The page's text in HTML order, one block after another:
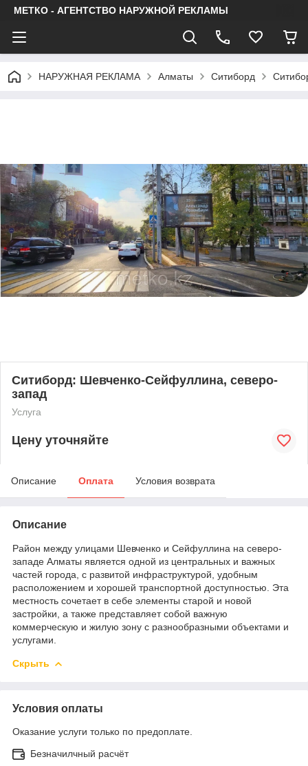
МЕТКО - АГЕНТСТВО НАРУЖНОЙ РЕКЛАМЫ
НАРУЖНАЯ РЕКЛАМА Алматы Ситиборд
Ситиборд: Шевченко-Сейфуллина, северо-
запад
Услуга
Цену уточняйте
Описание Оплата Условия возврата
Описание
Район между улицами Шевченко и Сейфуллина на северо-
западе Алматы является одной из центральных и важных
частей города, с развитой инфраструктурой, удобным
расположением и хорошей транспортной доступностью. Эта
местность сочетает в себе элементы старой и новой
застройки, а также представляет собой важную
коммерческую и жилую зону с разнообразными объектами и
услугами.
Скрыть
Условия оплаты
Оказание услуги только по предоплате.
Безначилчный расчёт